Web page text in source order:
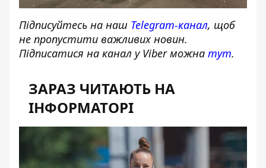
Підписуйтесь на наш Telegram-канал, щоб
не пропустити важливих новин.
Підписатися на канал у Viber можна тут.
ЗАРАЗ ЧИТАЮТЬ НА
ІНФОРМАТОРІ